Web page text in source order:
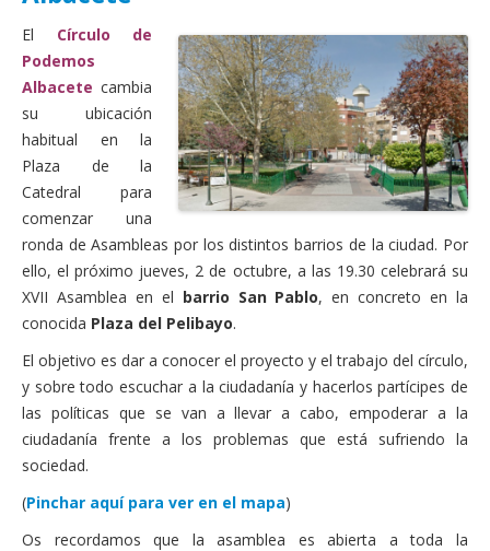
Actas Asamblea Ciudadana
Contacto
Financiación
Participa con Podemos en Albacete
El Círculo de
Podemos
Albacete cambia
su ubicación
habitual en la
Plaza de la
Catedral para
comenzar una
ronda de Asambleas por los distintos barrios de la ciudad. Por
ello, el próximo jueves, 2 de octubre, a las 19.30 celebrará su
XVII Asamblea en el barrio San Pablo, en concreto en la
conocida Plaza del Pelibayo.
El objetivo es dar a conocer el proyecto y el trabajo del círculo,
y sobre todo escuchar a la ciudadanía y hacerlos partícipes de
las políticas que se van a llevar a cabo, empoderar a la
ciudadanía frente a los problemas que está sufriendo la
sociedad.
(Pinchar aquí para ver en el mapa)
Os recordamos que la asamblea es abierta a toda la